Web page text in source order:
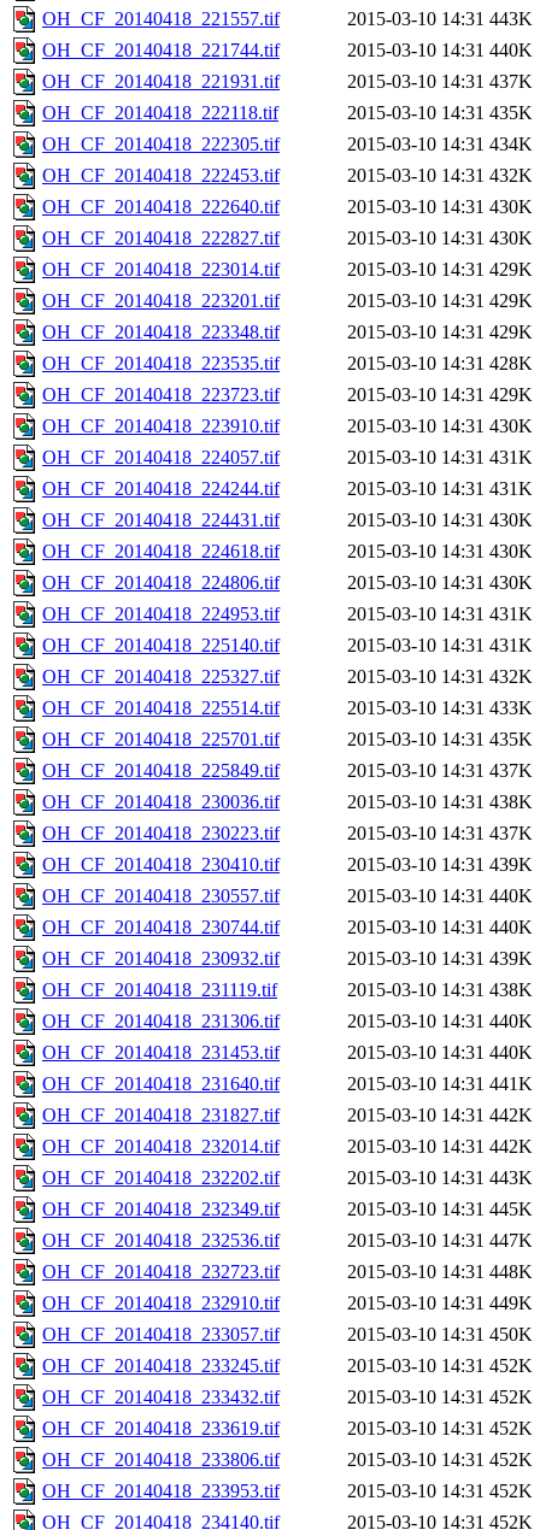
OH_CF_20140418_221557.tif
2015-03-10 14:31 443K
OH_CF_20140418_221744.tif
2015-03-10 14:31 440K
OH_CF_20140418_221931.tif
2015-03-10 14:31 437K
OH_CF_20140418_222118.tif
2015-03-10 14:31 435K
OH_CF_20140418_222305.tif
2015-03-10 14:31 434K
OH_CF_20140418_222453.tif
2015-03-10 14:31 432K
OH_CF_20140418_222640.tif
2015-03-10 14:31 430K
OH_CF_20140418_222827.tif
2015-03-10 14:31 430K
OH_CF_20140418_223014.tif
2015-03-10 14:31 429K
OH_CF_20140418_223201.tif
2015-03-10 14:31 429K
OH_CF_20140418_223348.tif
2015-03-10 14:31 429K
OH_CF_20140418_223535.tif
2015-03-10 14:31 428K
OH_CF_20140418_223723.tif
2015-03-10 14:31 429K
OH_CF_20140418_223910.tif
2015-03-10 14:31 430K
OH_CF_20140418_224057.tif
2015-03-10 14:31 431K
OH_CF_20140418_224244.tif
2015-03-10 14:31 431K
OH_CF_20140418_224431.tif
2015-03-10 14:31 430K
OH_CF_20140418_224618.tif
2015-03-10 14:31 430K
OH_CF_20140418_224806.tif
2015-03-10 14:31 430K
OH_CF_20140418_224953.tif
2015-03-10 14:31 431K
OH_CF_20140418_225140.tif
2015-03-10 14:31 431K
OH_CF_20140418_225327.tif
2015-03-10 14:31 432K
OH_CF_20140418_225514.tif
2015-03-10 14:31 433K
OH_CF_20140418_225701.tif
2015-03-10 14:31 435K
OH_CF_20140418_225849.tif
2015-03-10 14:31 437K
OH_CF_20140418_230036.tif
2015-03-10 14:31 438K
OH_CF_20140418_230223.tif
2015-03-10 14:31 437K
OH_CF_20140418_230410.tif
2015-03-10 14:31 439K
OH_CF_20140418_230557.tif
2015-03-10 14:31 440K
OH_CF_20140418_230744.tif
2015-03-10 14:31 440K
OH_CF_20140418_230932.tif
2015-03-10 14:31 439K
OH_CF_20140418_231119.tif
2015-03-10 14:31 438K
OH_CF_20140418_231306.tif
2015-03-10 14:31 440K
OH_CF_20140418_231453.tif
2015-03-10 14:31 440K
OH_CF_20140418_231640.tif
2015-03-10 14:31 441K
OH_CF_20140418_231827.tif
2015-03-10 14:31 442K
OH_CF_20140418_232014.tif
2015-03-10 14:31 442K
OH_CF_20140418_232202.tif
2015-03-10 14:31 443K
OH_CF_20140418_232349.tif
2015-03-10 14:31 445K
OH_CF_20140418_232536.tif
2015-03-10 14:31 447K
OH_CF_20140418_232723.tif
2015-03-10 14:31 448K
OH_CF_20140418_232910.tif
2015-03-10 14:31 449K
OH_CF_20140418_233057.tif
2015-03-10 14:31 450K
OH_CF_20140418_233245.tif
2015-03-10 14:31 452K
OH_CF_20140418_233432.tif
2015-03-10 14:31 452K
OH_CF_20140418_233619.tif
2015-03-10 14:31 452K
OH_CF_20140418_233806.tif
2015-03-10 14:31 452K
OH_CF_20140418_233953.tif
2015-03-10 14:31 452K
OH_CF_20140418_234140.tif
2015-03-10 14:31 452K